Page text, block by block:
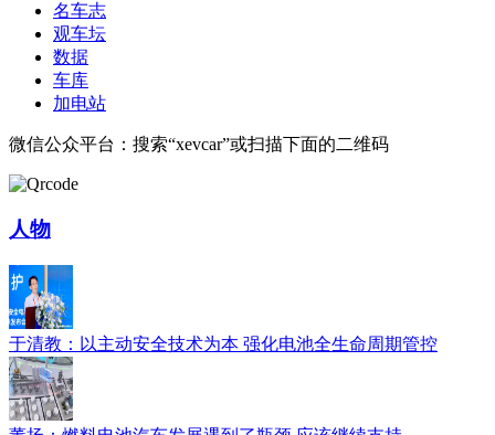
名车志
观车坛
数据
车库
加电站
微信公众平台：搜索“xevcar”或扫描下面的二维码
人物
于清教：以主动安全技术为本 强化电池全生命周期管控